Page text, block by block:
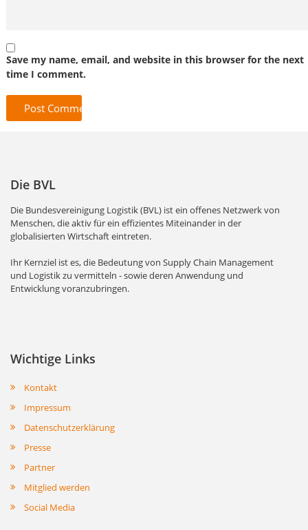
Save my name, email, and website in this browser for the next
time I comment.
Die BVL
Die Bundesvereinigung Logistik (BVL) ist ein offenes Netzwerk von
Menschen, die aktiv für ein effizientes Miteinander in der
globalisierten Wirtschaft eintreten.
Ihr Kernziel ist es, die Bedeutung von Supply Chain Management
und Logistik zu vermitteln - sowie deren Anwendung und
Entwicklung voranzubringen.
Wichtige Links
Kontakt
Impressum
Datenschutzerklärung
Presse
Partner
Mitglied werden
Social Media